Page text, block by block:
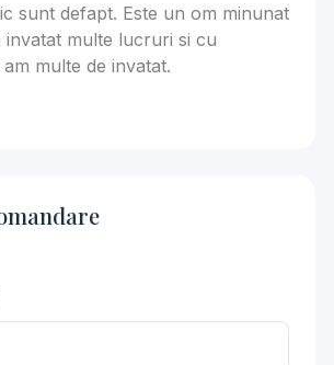
sunt defapt. Este un om minunat
invatat multe lucruri si cu
multe de invatat.